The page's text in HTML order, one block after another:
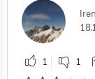
1 1